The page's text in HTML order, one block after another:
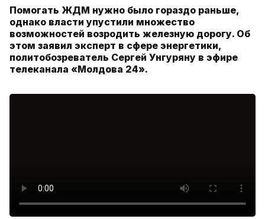
Помогать ЖДМ нужно было гораздо раньше,
однако власти упустили множество
возможностей возродить железную дорогу. Об
этом заявил эксперт в сфере энергетики,
политобозреватель Сергей Унгуряну в эфире
телеканала «Молдова 24».